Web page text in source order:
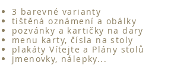
3 barevné varianty
tištěná oznámení a obálky
pozvánky a kartičky na dary
menu karty, čísla na stoly
plakáty Vítejte a Plány stolů
jmenovky, nálepky...